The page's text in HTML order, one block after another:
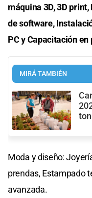
máquina 3D, 3D
de software,
PC y Capacitación
MIRÁ TAMBIÉN
Moda y diseño:
prendas, Estampado
avanzada.